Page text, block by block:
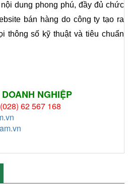
dung phong phú, đầy đủ chức
bán hàng do công ty tạo ra
thông số kỹ thuật và tiêu chuẩn
NGHIỆP
(028) 62 567 168